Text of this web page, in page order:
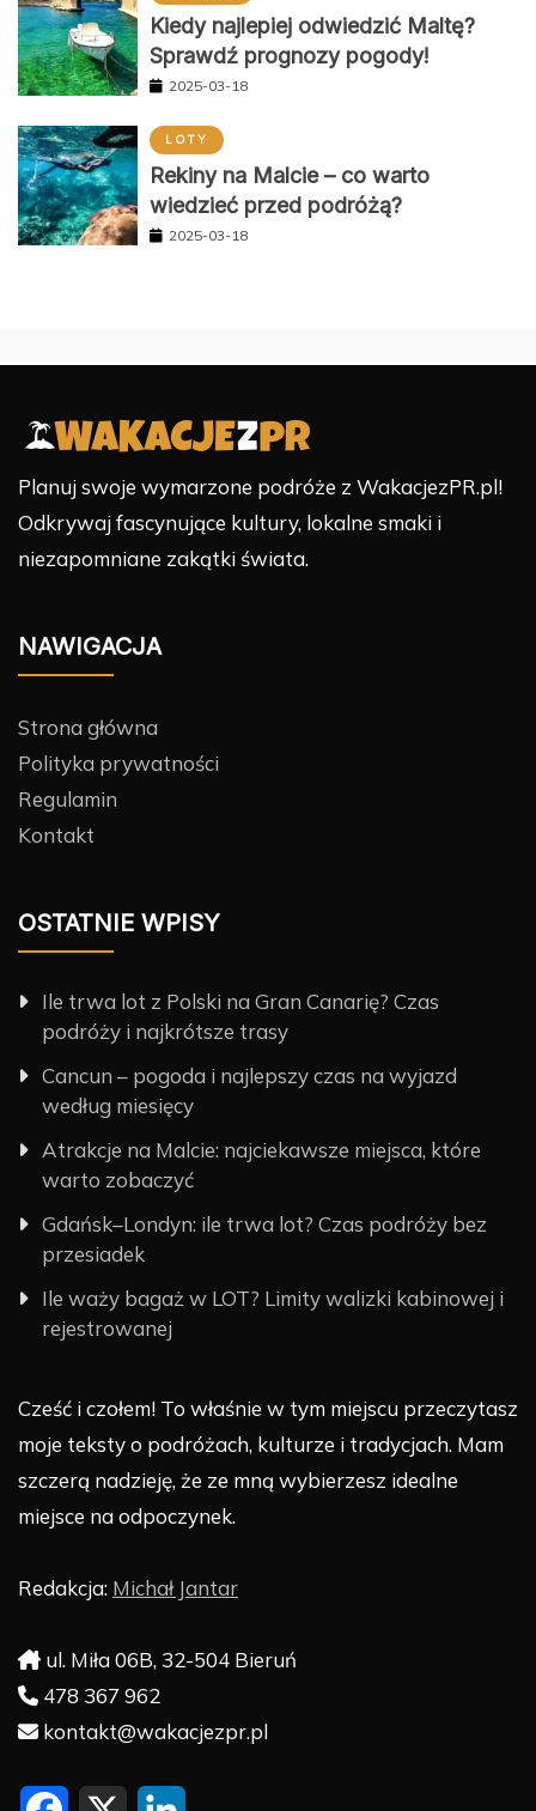
Kiedy najlepiej odwiedzić Maltę?
Sprawdź prognozy pogody!
2025-03-18
LOTY
Rekiny na Malcie – co warto
wiedzieć przed podróżą?
2025-03-18
Planuj swoje wymarzone podróże z WakacjezPR.pl!
Odkrywaj fascynujące kultury, lokalne smaki i
niezapomniane zakątki świata.
NAWIGACJA
Strona główna
Polityka prywatności
Regulamin
Kontakt
OSTATNIE WPISY
Ile trwa lot z Polski na Gran Canarię? Czas
podróży i najkrótsze trasy
Cancun – pogoda i najlepszy czas na wyjazd
według miesięcy
Atrakcje na Malcie: najciekawsze miejsca, które
warto zobaczyć
Gdańsk–Londyn: ile trwa lot? Czas podróży bez
przesiadek
Ile waży bagaż w LOT? Limity walizki kabinowej i
rejestrowanej
Cześć i czołem! To właśnie w tym miejscu przeczytasz
moje teksty o podróżach, kulturze i tradycjach. Mam
szczerą nadzieję, że ze mną wybierzesz idealne
miejsce na odpoczynek.
Redakcja: Michał Jantar
ul. Miła 06B, 32-504 Bieruń
478 367 962
kontakt@wakacjezpr.pl
F X